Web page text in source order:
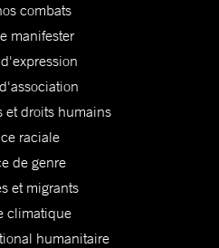
combats
manifester
et droits humains
raciale
de genre
et migrants
climatique
humanitaire